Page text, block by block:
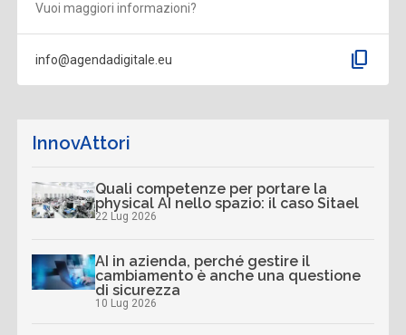
Vuoi maggiori informazioni?
info@agendadigitale.eu content_copy
InnovAttori
Quali competenze per portare la
physical AI nello spazio: il caso Sitael
22 Lug 2026
AI in azienda, perché gestire il
cambiamento è anche una questione
di sicurezza
10 Lug 2026